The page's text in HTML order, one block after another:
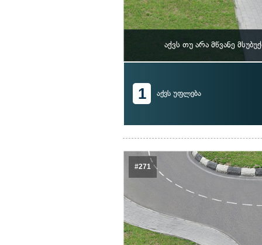
აქვს თუ არა მწვანე
1 აქვს უფლება
#271